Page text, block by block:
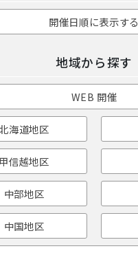
開催日順に表示する
地域から探す
WEB 開催
海道地区
甲信越地区
中部地区
中国地区